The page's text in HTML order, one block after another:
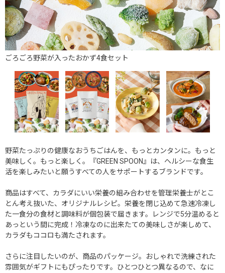
ごろごろ野菜が入ったおかず4食セット
野菜たっぷりの健康なおうちごはんを、もっとカンタンに。もっと
美味しく。もっと楽しく。『GREEN SPOON』は、ヘルシーな食生
活を楽しみたいと願うすべての人をサポートするブランドです。
商品はすべて、カラダにいい栄養の組み合わせを管理栄養士がとこ
とん考え抜いた、オリジナルレシピ。栄養を閉じ込めて急速冷凍し
た一食分の食材と調味料が個包装で届きます。レンジで5分温めると
あっという間に完成！冷凍なのに出来たての美味しさが楽しめて、
カラダもココロも満たされます。
さらに注目したいのが、商品のパッケージ。おしゃれで洗練された
雰囲気がギフトにもぴったりです。ひとつひとつ異なるので、なに